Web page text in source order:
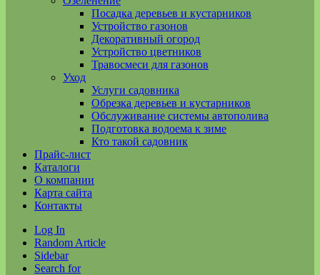
Посадка деревьев и кустарников
Устройство газонов
Декоративный огород
Устройство цветников
Травосмеси для газонов
Уход
Услуги садовника
Обрезка деревьев и кустарников
Обслуживание системы автополива
Подготовка водоема к зиме
Кто такой садовник
Прайс-лист
Каталоги
О компании
Карта сайта
Контакты
Log In
Random Article
Sidebar
Search for